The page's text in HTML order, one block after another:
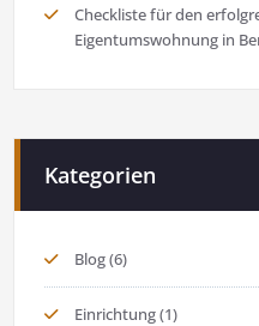
Checkliste für den
Eigentumswohnung in
Kategorien
Blog(6)
Einrichtung(1)